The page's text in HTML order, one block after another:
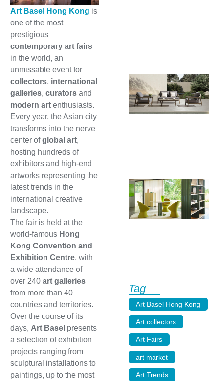
Art Basel Hong Kong is
one of the most
prestigious
contemporary art fairs
in the world, an
unmissable event for
collectors, international
galleries, curators and
modern art enthusiasts.
Every year, the Asian city
transforms into the nerve
center ofglobal art,
hosting hundreds of
exhibitors and high-end
artworks representing the
latest trends in the
international creative
landscape.
The fair is held at the
world-famous Hong
Kong Convention and
Exhibition Centre, with
a wide attendance of
over 240 art galleries
from more than 40
countries and territories.
Over the course of its
days, Art Basel presents
a selection of exhibition
projects ranging from
sculptural installations to
paintings, up to the most
Tag
Art Basel Hong Kong
Art collectors
Art Fairs
art market
Art Trends